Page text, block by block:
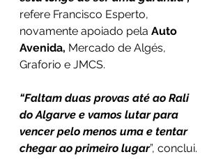
refere Francisco Esperto,
novamente apoiado pela Auto
Avenida, Mercado de Algés,
Graforio e JMCS.
“Faltam duas provas até ao Rali
do Algarve e vamos lutar para
vencer pelo menos uma e tentar
chegar ao primeiro lugar”, conclui.